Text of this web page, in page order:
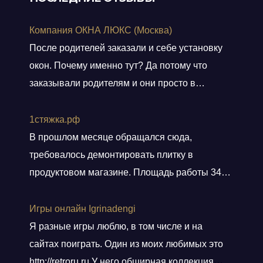
Компания ОКНА ЛЮКС (Москва)
После родителей заказали и себе установку
окон. Почему именно тут? Да потому что
заказывали родителям и они просто в
Заказали, приехал мастер, всё замерил, кое
чего посоветовал. Пришли заключать договор
в офис, И снова классная и слаженная работа
всего персонала. Договор подсунули не
по
Показать больше
1стяжка.рф
В прошлом месяце обращался сюда,
требовалось демонтировать плитку в
продуктовом магазине. Площадь работы 348
разговоров сделали свою работу, погрузили
хлам в контейнер, и сдали объект.
Ответственные! Советую!
Игры онлайн Igrinadengi
Я разные игры люблю, в том числе и на
сайтах поиграть. Один из моих любимых это